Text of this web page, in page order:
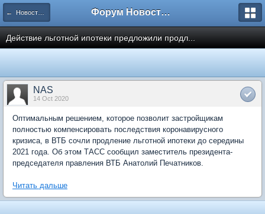
← Новости рынка недвижимости Форум Новостройки
Действие льготной ипотеки предложили продл...
NAS
14 Oct 2020
Оптимальным решением, которое позволит застройщикам
полностью компенсировать последствия коронавирусного
кризиса, в ВТБ сочли продление льготной ипотеки до середины
2021 года. Об этом ТАСС сообщил заместитель президента-
председателя правления ВТБ Анатолий Печатников.
Читать дальше